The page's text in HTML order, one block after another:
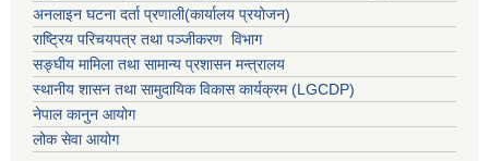
अनलाइन घटना दर्ता प्रणाली(कार्यालय प्रयोजन)
राष्ट्रिय परिचयपत्र तथा पञ्जीकरण विभाग
सङ्घीय मामिला तथा सामान्य प्रशासन मन्त्रालय
स्थानीय शासन तथा सामुदायिक विकास कार्यक्रम (LGCDP)
नेपाल कानुन आयोग
लोक सेवा आयोग